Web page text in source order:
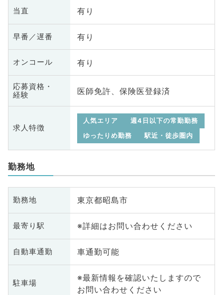
当直 有り
早番／遅番 有り
オンコール 有り
応募資格・
経験
医師免許、保険医登録済
求人特徴
人気エリア
週4日以下の常勤勤務
ゆったりめ勤務
駅近・徒歩圏内
勤務地
勤務地 東京都昭島市
最寄り駅 ※詳細はお問い合わせください
自動車通勤 車通勤可能
駐車場
※最新情報を確認いたしますので
お問い合わせください